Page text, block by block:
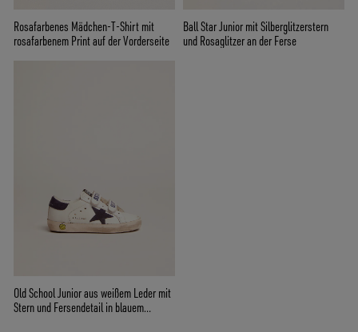
Rosafarbenes Mädchen-T-Shirt mit
rosafarbenem Print auf der Vorderseite
Ball Star Junior mit Silberglitzerstern
und Rosaglitzer an der Ferse
Old School Junior aus weißem Leder mit
Stern und Fersendetail in blauem